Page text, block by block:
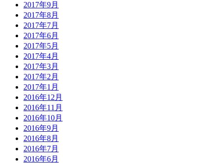
2017年9月
2017年8月
2017年7月
2017年6月
2017年5月
2017年4月
2017年3月
2017年2月
2017年1月
2016年12月
2016年11月
2016年10月
2016年9月
2016年8月
2016年7月
2016年6月